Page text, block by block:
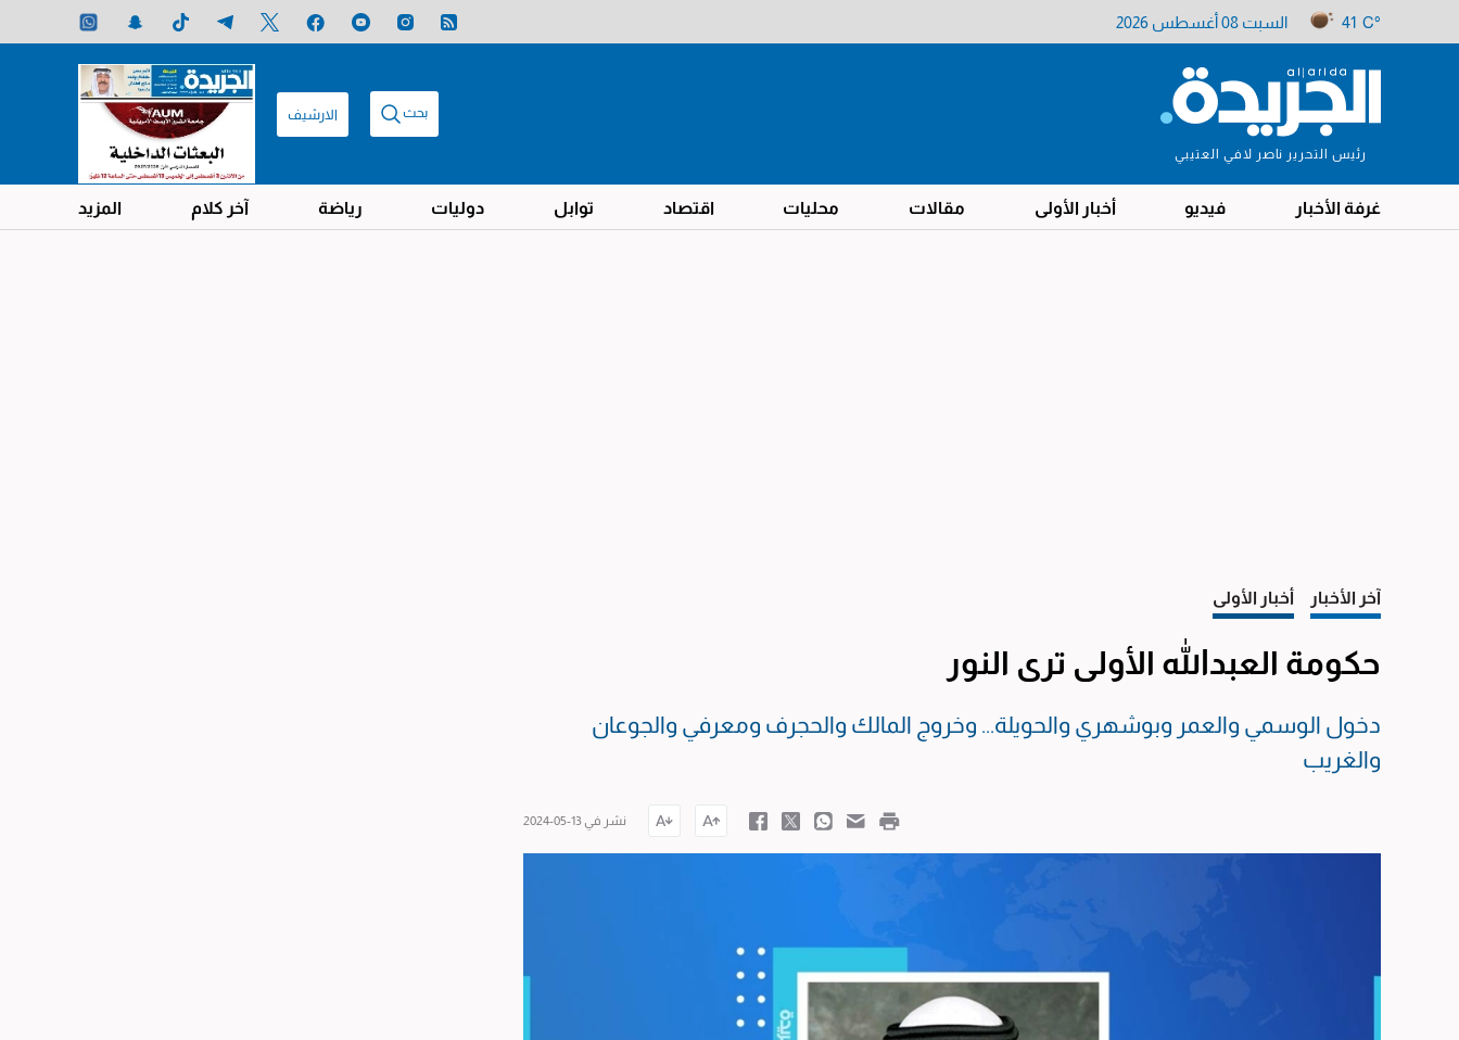
41 C° السبت 08 أغسطس 2026
رئيس التحرير ناصر لافي العتيبي
بحث الارشيف
غرفة الأخبار فيديو أخبار الأولى مقالات محليات اقتصاد توابل دوليات رياضة آخر كلام المزيد
آخر الأخبار أخبار الأولى
حكومة العبدالله الأولى ترى النور
دخول الوسمي والعمر وبوشهري والحويلة... وخروج المالك والحجرف ومعرفي والجوعان
والغريب
نشر في 13-05-2024